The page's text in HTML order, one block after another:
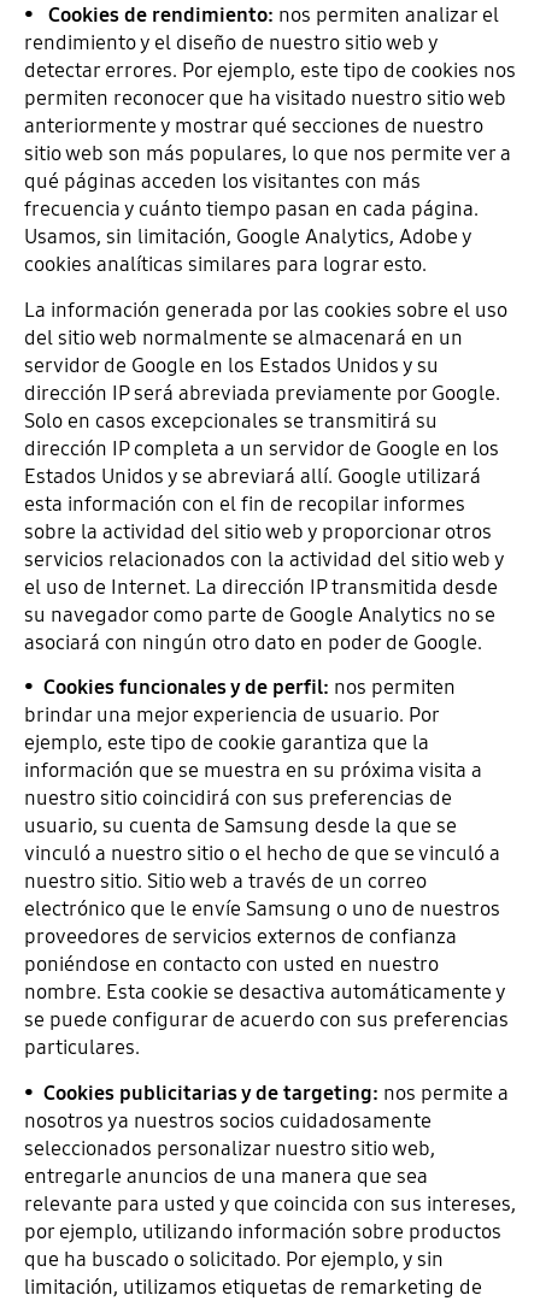
• Cookies de rendimiento: nos permiten analizar el
rendimiento y el diseño de nuestro sitio web y
detectar errores. Por ejemplo, este tipo de cookies nos
permiten reconocer que ha visitado nuestro sitio web
anteriormente y mostrar qué secciones de nuestro
sitio web son más populares, lo que nos permite ver a
qué páginas acceden los visitantes con más
frecuencia y cuánto tiempo pasan en cada página.
Usamos, sin limitación, Google Analytics, Adobe y
cookies analíticas similares para lograr esto.
La información generada por las cookies sobre el uso
del sitio web normalmente se almacenará en un
servidor de Google en los Estados Unidos y su
dirección IP será abreviada previamente por Google.
Solo en casos excepcionales se transmitirá su
dirección IP completa a un servidor de Google en los
Estados Unidos y se abreviará allí. Google utilizará
esta información con el fin de recopilar informes
sobre la actividad del sitio web y proporcionar otros
servicios relacionados con la actividad del sitio web y
el uso de Internet. La dirección IP transmitida desde
su navegador como parte de Google Analytics no se
asociará con ningún otro dato en poder de Google.
• Cookies funcionales y de perfil: nos permiten
brindar una mejor experiencia de usuario. Por
ejemplo, este tipo de cookie garantiza que la
información que se muestra en su próxima visita a
nuestro sitio coincidirá con sus preferencias de
usuario, su cuenta de Samsung desde la que se
vinculó a nuestro sitio o el hecho de que se vinculó a
nuestro sitio. Sitio web a través de un correo
electrónico que le envíe Samsung o uno de nuestros
proveedores de servicios externos de confianza
poniéndose en contacto con usted en nuestro
nombre. Esta cookie se desactiva automáticamente y
se puede configurar de acuerdo con sus preferencias
particulares.
• Cookies publicitarias y de targeting: nos permite a
nosotros ya nuestros socios cuidadosamente
seleccionados personalizar nuestro sitio web,
entregarle anuncios de una manera que sea
relevante para usted y que coincida con sus intereses,
por ejemplo, utilizando información sobre productos
que ha buscado o solicitado. Por ejemplo, y sin
limitación, utilizamos etiquetas de remarketing de